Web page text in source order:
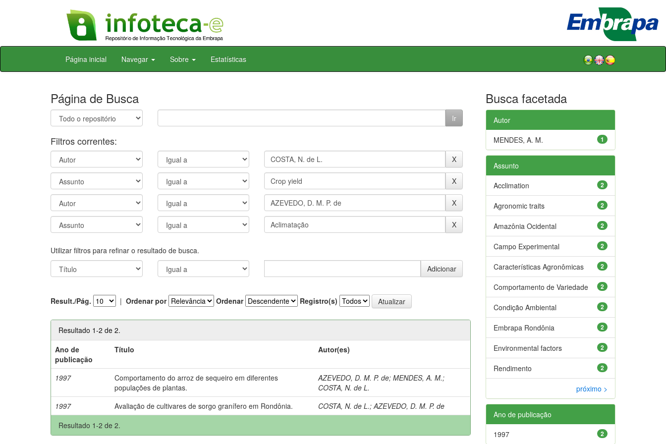
Skip
Página inicial Navegar Sobre Estatísticas
Página de Busca
Filtros correntes:
Utilizar filtros para refinar o resultado de busca.
Result./Pág. | Ordenar por Ordenar Registro(s)
Resultado 1-2 de 2.
Ano de
publicação
Título Autor(es)
1997
Comportamento do arroz de sequeiro em diferentes
populações de plantas.
AZEVEDO, D. M. P. de;MENDES, A. M.;
COSTA, N. de L.
1997
Avaliação de cultivares de sorgo granífero em Rondônia. COSTA, N. de L.;AZEVEDO, D. M. P. de
Resultado 1-2 de 2.
Busca facetada
Autor
1
MENDES, A. M.
Assunto
2
Acclimation
2
Agronomic traits
2
Amazônia Ocidental
2
Campo Experimental
2
Características Agronômicas
2
Comportamento de Variedade
2
Condição Ambiental
2
Embrapa Rondônia
2
Environmental factors
2
Rendimento
próximo >
Ano de publicação
2
1997